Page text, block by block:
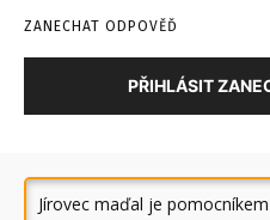
ZANECHAT ODPOVĚĎ
PŘIHLÁSIT
Jírovec maďal je